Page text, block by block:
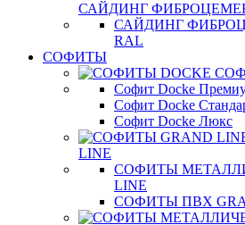
САЙДИНГ
САЙДИНГ
RAL
СОФИТЫ
Софит Docke
Софит Docke
Софит Docke Люкс
LINE
СОФИТЫ
LINE
СОФИТЫ ПВХ